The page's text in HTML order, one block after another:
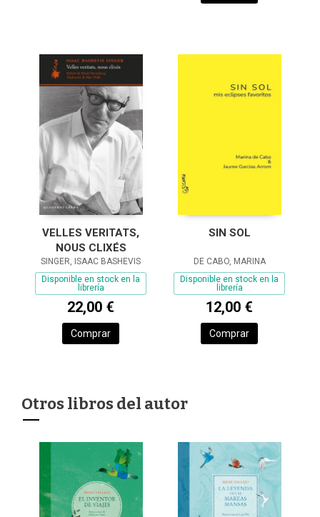
VELLES VERITATS,
NOUS CLIXÉS
SINGER, ISAAC BASHEVIS
Disponible en stock en la
librería
22,00 €
Comprar
SIN SOL
DE CABO, MARINA
Disponible en stock en la
librería
12,00 €
Comprar
Otros libros del autor